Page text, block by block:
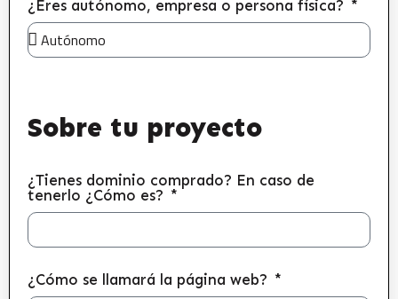
¿Eres autónomo, empresa o persona física?
Sobre tu proyecto
¿Tienes dominio comprado? En caso de
tenerlo ¿Cómo es?
¿Cómo se llamará la página web?